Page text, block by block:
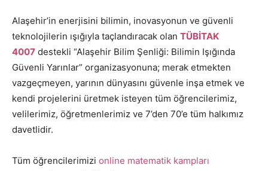
Alaşehir’in enerjisini bilimin, inovasyonun ve güvenli
teknolojilerin ışığıyla taçlandıracak olan TÜBİTAK
4007 destekli “Alaşehir Bilim Şenliği: Bilimin Işığında
Güvenli Yarınlar” organizasyonuna; merak etmekten
vazgeçmeyen, yarının dünyasını güvenle inşa etmek ve
kendi projelerini üretmek isteyen tüm öğrencilerimiz,
velilerimiz, öğretmenlerimiz ve 7’den 70’e tüm halkımız
davetlidir.
Tüm öğrencilerimizi online matematik kampları